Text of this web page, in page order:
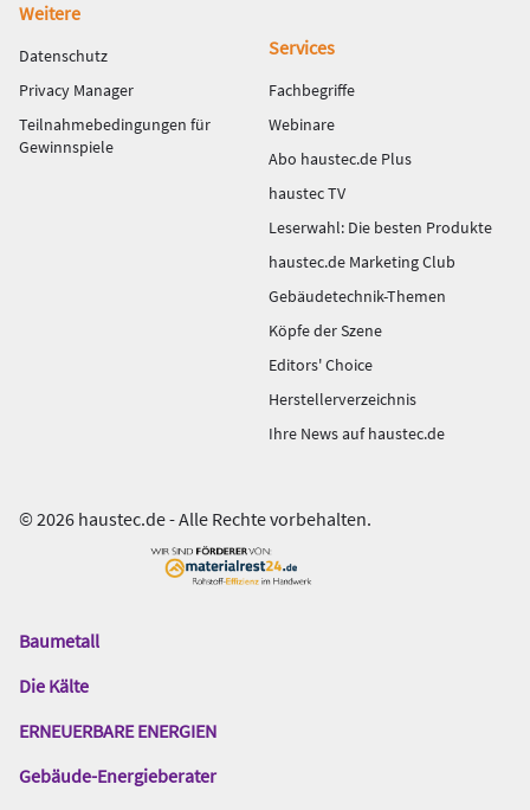
Weitere
Datenschutz
Privacy Manager
Teilnahmebedingungen für
Gewinnspiele
Services
Fachbegriffe
Webinare
Abo haustec.de Plus
haustec TV
Leserwahl: Die besten Produkte
haustec.de Marketing Club
Gebäudetechnik-Themen
Köpfe der Szene
Editors' Choice
Herstellerverzeichnis
Ihre News auf haustec.de
© 2026 haustec.de - Alle Rechte vorbehalten.
Das
Gentner
Baumetall
Die Kälte
ERNEUERBARE ENERGIEN
Gebäude-Energieberater